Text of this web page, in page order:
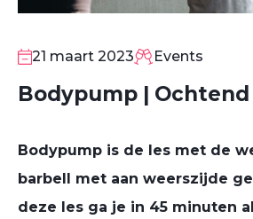
MAA
21 maart 2023 Events
Bodypump | Ochtend
Bodypump is de les met de
barbell met aan weerszijde
deze les ga je in 45 minuten